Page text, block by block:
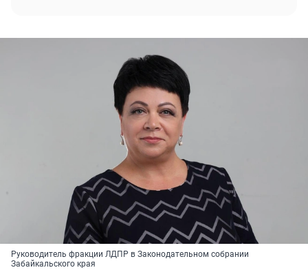
Руководитель фракции ЛДПР в Законодательном собрании
Забайкальского края